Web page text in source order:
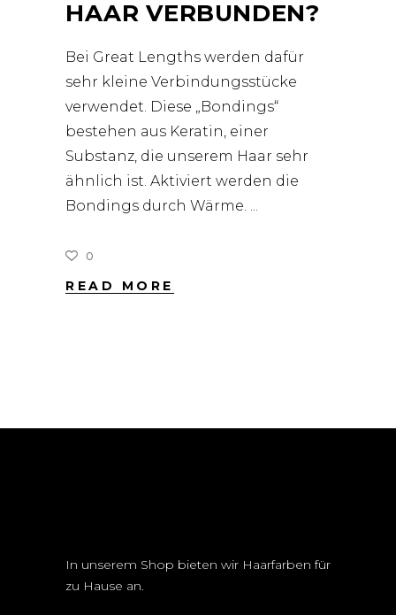
HAAR VERBUNDEN?
Bei Great Lengths werden dafür
sehr kleine Verbindungsstücke
verwendet. Diese „Bondings“
bestehen aus Keratin, einer
Substanz, die unserem Haar sehr
ähnlich ist. Aktiviert werden die
Bondings durch Wärme.
0
READ MORE
In unserem Shop bieten wir Haarfarben für
zu Hause an.